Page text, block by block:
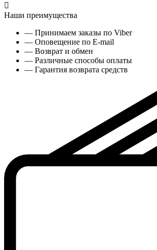

Наши преимущества
— Принимаем заказы по Viber
— Оповещение по E-mail
— Возврат и обмен
— Различные способы оплаты
— Гарантия возврата средств